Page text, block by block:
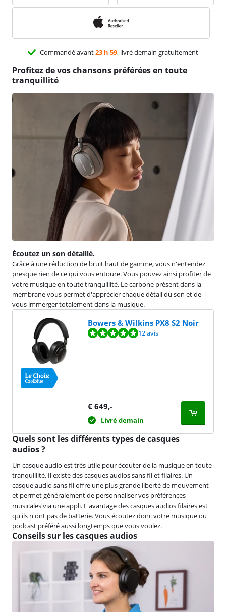
Commandé avant23 h 59, livré demain gratuitement
Profitez de vos chansons préférées en toute
tranquillité
Écoutez un son détaillé.
Grâce à une réduction de bruit haut de gamme, vous n'entendez
presque rien de ce qui vous entoure. Vous pouvez ainsi profiter de
votre musique en toute tranquillité. Le carbone présent dans la
membrane vous permet d'apprécier chaque détail du son et de
vous immerger totalement dans la musique.
Bowers & Wilkins PX8 S2 Noir
La note est de 9,5 sur 10, basée sur 12 avis. 12 avis
€ 649,-
Livré demain
Quels sont les différents types de casques
audios ?
Un casque audio est très utile pour écouter de la musique en toute
tranquillité. Il existe des casques audios sans fil et filaires. Un
casque audio sans fil offre une plus grande liberté de mouvement
et permet généralement de personnaliser vos préférences
musicales via une appli. L'avantage des casques audios filaires est
qu'ils n'ont pas de batterie. Vous écoutez donc votre musique ou
podcast préféré aussi longtemps que vous voulez.
Conseils sur les casques audios